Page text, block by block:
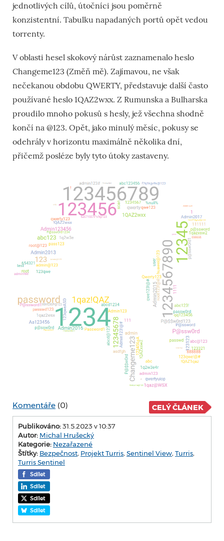
jednotlivých cílů, útočníci jsou poměrně
konzistentní. Tabulku napadaných portů opět vedou
torrenty.
V oblasti hesel skokový nárůst zaznamenalo heslo
Changeme123 (Změň mě). Zajímavou, ne však
nečekanou obdobu QWERTY, představuje další často
používané heslo 1QAZ2wxx. Z Rumunska a Bulharska
proudilo mnoho pokusů s hesly, jež všechna shodně
končí na @123. Opět, jako minulý měsíc, pokusy se
odehrály v horizontu maximálně několika dní,
přičemž posléze byly tyto útoky zastaveny.
Komentáře (0) CELÝ ČLÁNEK
Publikováno:31.5.2023 v 10:37
Autor: Michal Hrušecký
Kategorie: Nezařazené
Štítky: Bezpečnost, Projekt Turris, Sentinel View, Turris,
Turris Sentinel
Sdílet
Sdílet
Sdílet
Sdílet